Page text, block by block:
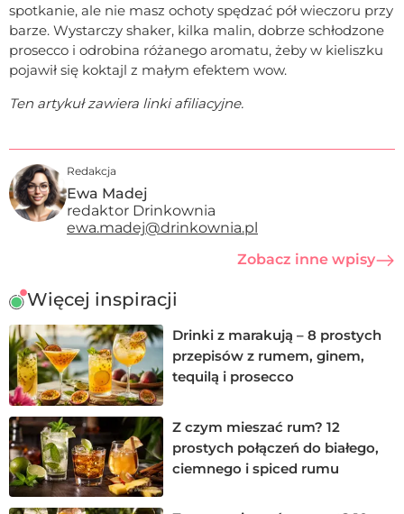
spotkanie, ale nie masz ochoty spędzać pół wieczoru przy
barze. Wystarczy shaker, kilka malin, dobrze schłodzone
prosecco i odrobina różanego aromatu, żeby w kieliszku
pojawił się koktajl z małym efektem wow.
Ten artykuł zawiera linki afiliacyjne.
Redakcja
Ewa Madej
redaktor Drinkownia
ewa.madej@drinkownia.pl
Zobacz inne wpisy
Więcej inspiracji
Drinki z marakują – 8 prostych
przepisów z rumem, ginem,
tequilą i prosecco
Z czym mieszać rum? 12
prostych połączeń do białego,
ciemnego i spiced rumu